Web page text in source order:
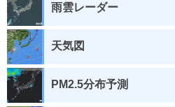
雨雲レーダー
天気図
PM2.5分布予測